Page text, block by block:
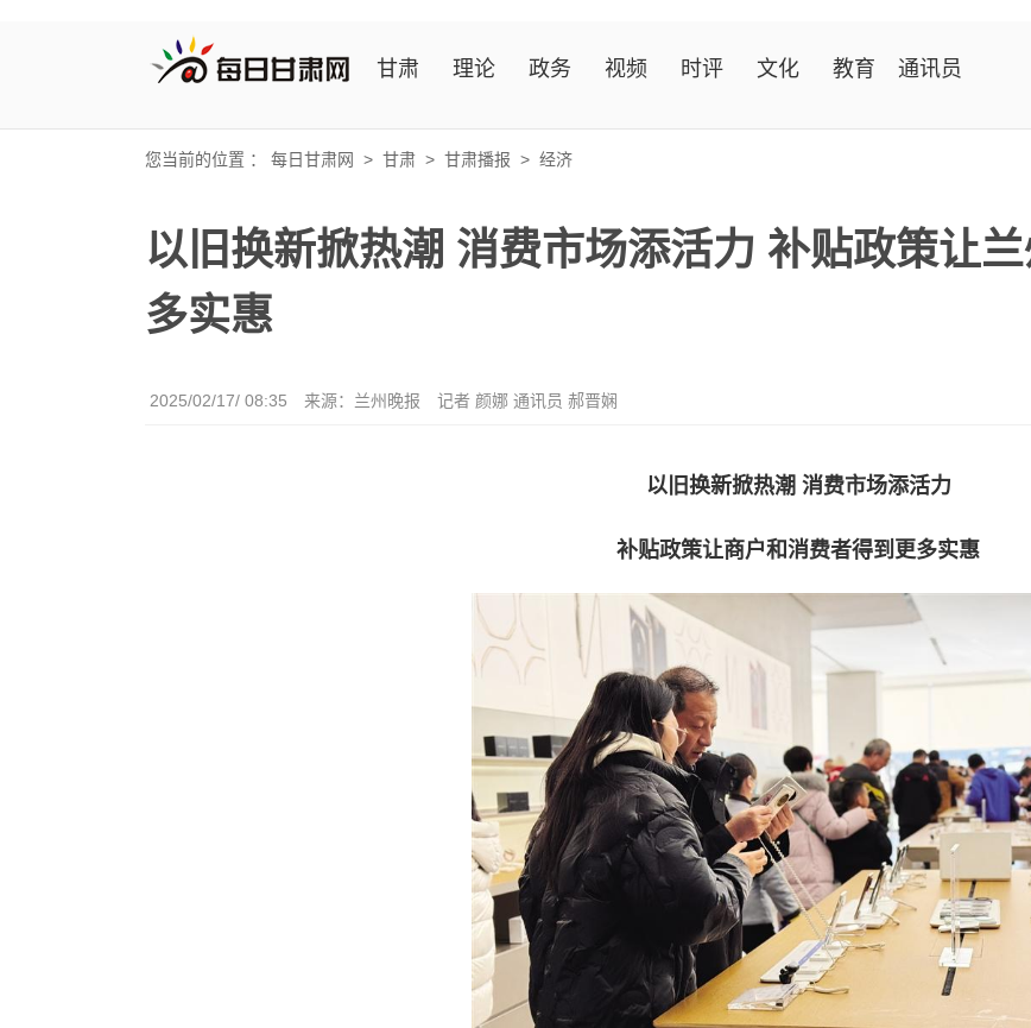
甘肃 理论 政务 视频 时评 文化 教育 通讯员
您当前的位置 ： 每日甘肃网 > 甘肃 > 甘肃播报 > 经济
以旧换新掀热潮 消费市场添活力 补贴政策让
多实惠
2025/02/17/ 08:35 来源：兰州晚报 记者 颜娜 通讯员 郝晋娴
以旧换新掀热潮 消费市场添活力
补贴政策让商户和消费者得到更多实惠